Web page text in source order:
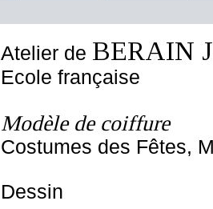
Atelier de BERAIN
Ecole française
Modèle de coiffure
Costumes des Fêtes,
Dessin